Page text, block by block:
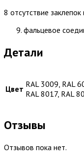
8 отсутствие
фальцевое
Детали
Цвет RAL 3009, RAL
RAL 8017, RAL
Отзывы
Отзывов пока нет.